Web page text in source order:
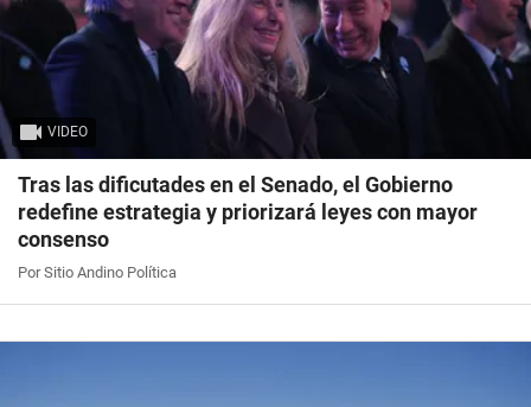
VIDEO
Tras las dificutades en el Senado, el Gobierno
redefine estrategia y priorizará leyes con mayor
consenso
Por Sitio Andino Política